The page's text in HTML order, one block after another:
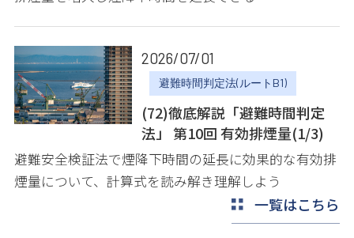
2026/07/01
避難時間判定法(ルートB1)
(72)徹底解説「避難時間判定
法」 第10回 有効排煙量(1/3)
避難安全検証法で煙降下時間の延長に効果的な有効排
煙量について、計算式を読み解き理解しよう
一覧はこちら